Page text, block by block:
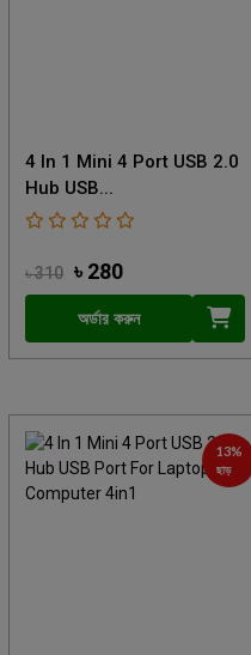
4 In 1 Mini 4 Port USB 2.0
Hub USB...
৳ 310 ৳ 280
অর্ডার করুন
13%
ছাড়